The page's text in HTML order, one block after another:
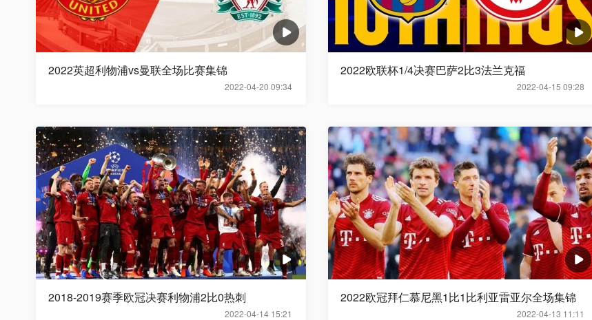
2022-04-20 09:34
2022英超利物浦vs曼联全场比赛集锦
2022-04-15 09:28
2022欧联杯1/4决赛巴萨2比3法兰克福
2022-04-14 15:21
2018-2019赛季欧冠决赛利物浦2比0热刺
2022-04-13 11:11
2022欧冠拜仁慕尼黑1比1比利亚雷亚尔全场集锦